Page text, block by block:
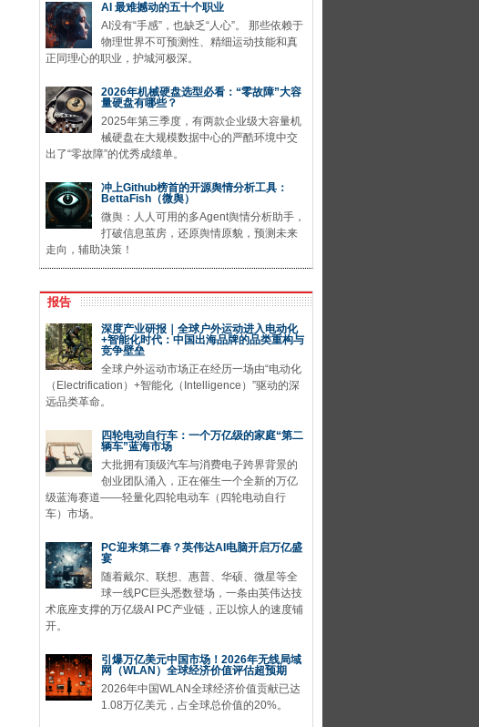
AI 最难撼动的五十个职业
AI没有“手感”，也缺乏“人心”。 那些依赖于
物理世界不可预测性、精细运动技能和真
正同理心的职业，护城河极深。
2026年机械硬盘选型必看：“零故障”大容
量硬盘有哪些？
2025年第三季度，有两款企业级大容量机
械硬盘在大规模数据中心的严酷环境中交
出了“零故障”的优秀成绩单。
冲上Github榜首的开源舆情分析工具：
BettaFish（微舆）
微舆：人人可用的多Agent舆情分析助手，
打破信息茧房，还原舆情原貌，预测未来
走向，辅助决策！
报告
深度产业研报｜全球户外运动进入电动化
+智能化时代：中国出海品牌的品类重构与
竞争壁垒
全球户外运动市场正在经历一场由“电动化
（Electrification）+智能化（Intelligence）”驱动的深
远品类革命。
四轮电动自行车：一个万亿级的家庭“第二
辆车”蓝海市场
大批拥有顶级汽车与消费电子跨界背景的
创业团队涌入，正在催生一个全新的万亿
级蓝海赛道——轻量化四轮电动车（四轮电动自行
车）市场。
PC迎来第二春？英伟达AI电脑开启万亿盛
宴
随着戴尔、联想、惠普、华硕、微星等全
球一线PC巨头悉数登场，一条由英伟达技
术底座支撑的万亿级AI PC产业链，正以惊人的速度铺
开。
引爆万亿美元中国市场！2026年无线局域
网（WLAN）全球经济价值评估超预期
2026年中国WLAN全球经济价值贡献已达
1.08万亿美元，占全球总价值的20%。